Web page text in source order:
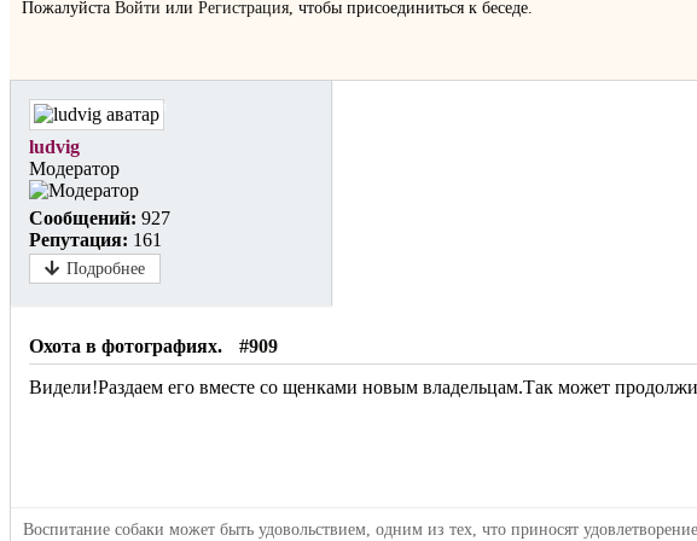
Пожалуйста Войти или Регистрация, чтобы присоединиться к беседе.
Не в сети
ludvig
Модератор
Сообщений: 927
Репутация: 161
Подробнее
Охота в фотографиях.
#909
Видели!Раздаем его вместе со щенками новым владельцам.Так может
Воспитание собаки может быть удовольствием, одним из тех, что приносят